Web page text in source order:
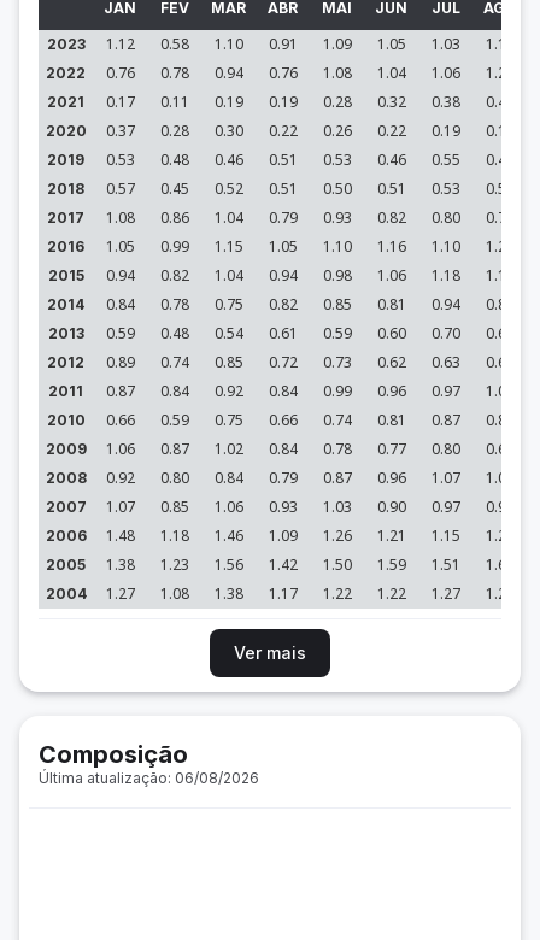
JAN FEV MAR ABR MAI JUN JUL AGO
2023
1.12 0.58 1.10 0.91 1.09 1.05 1.03 1.14
2022 0.76 0.78 0.94 0.76 1.08 1.04 1.06 1.20
2021 0.17 0.11 0.19 0.19 0.28 0.32 0.38 0.45
2020 0.37 0.28 0.30 0.22 0.26 0.22 0.19 0.15
2019 0.53 0.48 0.46 0.51 0.53 0.46 0.55 0.49
2018 0.57 0.45 0.52 0.51 0.50 0.51 0.53 0.55
2017 1.08 0.86 1.04 0.79 0.93 0.82 0.80 0.79
2016 1.05 0.99 1.15 1.05 1.10 1.16 1.10 1.21
2015 0.94 0.82 1.04 0.94 0.98 1.06 1.18 1.11
2014 0.84 0.78 0.75 0.82 0.85 0.81 0.94 0.86
2013 0.59 0.48 0.54 0.61 0.59 0.60 0.70 0.68
2012 0.89 0.74 0.85 0.72 0.73 0.62 0.63 0.68
2011 0.87 0.84 0.92 0.84 0.99 0.96 0.97 1.07
2010 0.66 0.59 0.75 0.66 0.74 0.81 0.87 0.89
2009 1.06 0.87 1.02 0.84 0.78 0.77 0.80 0.69
2008 0.92 0.80 0.84 0.79 0.87 0.96 1.07 1.02
2007 1.07 0.85 1.06 0.93 1.03 0.90 0.97 0.98
2006 1.48 1.18 1.46 1.09 1.26 1.21 1.15 1.28
2005 1.38 1.23 1.56 1.42 1.50 1.59 1.51 1.65
2004 1.27 1.08 1.38 1.17 1.22 1.22 1.27 1.28
Ver mais
Composição
Última atualização: 06/08/2026